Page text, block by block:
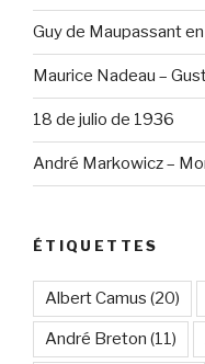
Guy de Maupassant
Maurice Nadeau –
18 de julio de 1936
André Markowicz –
ÉTIQUETTES
Albert Camus (20)
André Breton (11)